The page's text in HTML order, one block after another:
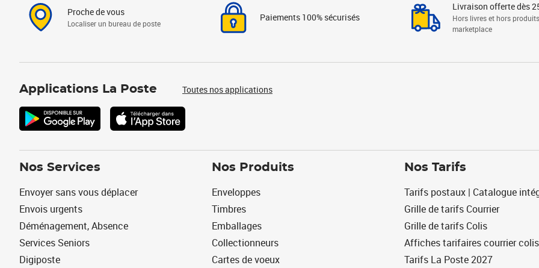
Proche de vous
Localiser un bureau de poste
Paiements 100% sécurisés
Livraison offerte dès
Hors livres et hors produits
marketplace
Applications La Poste Toutes nos applications
Nos Services
Envoyer sans vous déplacer
Envois urgents
Déménagement, Absence
Services Seniors
Digiposte
Nos Produits
Enveloppes
Timbres
Emballages
Collectionneurs
Cartes de voeux
Nos Tarifs
Tarifs postaux | Catalogue
Grille de tarifs Courrier
Grille de tarifs Colis
Affiches tarifaires courrier colis
Tarifs La Poste 2027